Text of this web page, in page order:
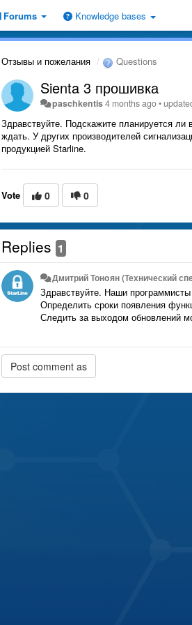
Forums Knowledge bases
Отзывы и пожелания Questions
Sienta 3 прошивка
paschkentis4 months ago•
Здравствуйте. Подскажите планируется
ждать. У других производителей
продукцией Starline.
Vote 0 0
Replies 1
Дмитрий Тонoян (Технический
Здравствуйте. Наши
Определить сроки появления
Следить за выходом обновлений